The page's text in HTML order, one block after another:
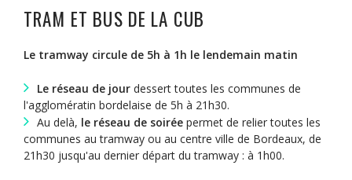
TRAM ET BUS DE LA CUB
Le tramway circule de 5h à 1h le lendemain matin
Le réseau de jour dessert toutes les communes de
l'agglomératin bordelaise de 5h à 21h30.
Au delà, le réseau de soirée permet de relier toutes les
communes au tramway ou au centre ville de Bordeaux, de
21h30 jusqu'au dernier départ du tramway : à 1h00.